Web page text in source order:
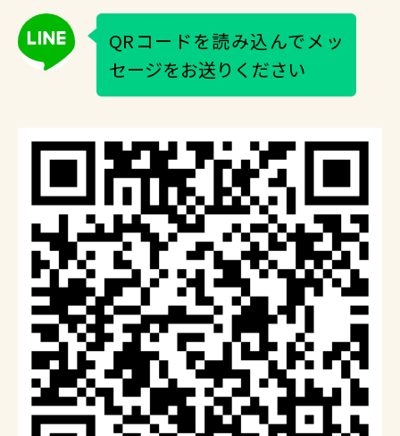
QRコードを読み込んでメッ
セージをお送りください